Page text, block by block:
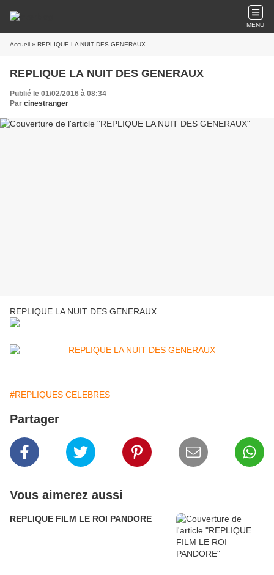
MENU
Accueil » REPLIQUE LA NUIT DES GENERAUX
REPLIQUE LA NUIT DES GENERAUX
Publié le 01/02/2016 à 08:34
Par cinestranger
REPLIQUE LA NUIT DES GENERAUX
#REPLIQUES CELEBRES
Partager
Vous aimerez aussi
REPLIQUE FILM LE ROI PANDORE